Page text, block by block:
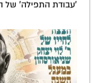
'עבודת התפילה' של